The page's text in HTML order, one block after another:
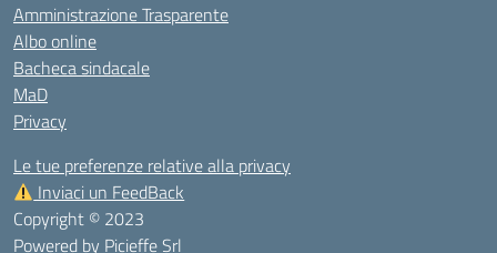
Amministrazione Trasparente
Albo online
Bacheca sindacale
MaD
Privacy
Le tue preferenze relative alla privacy
Inviaci un FeedBack
Copyright © 2023
Powered by Picieffe Srl